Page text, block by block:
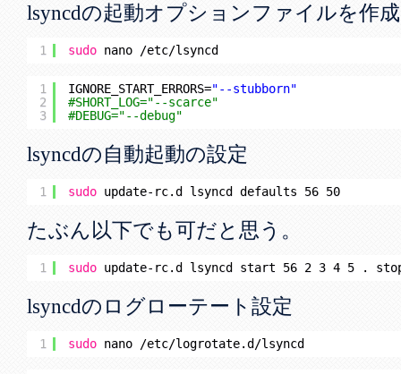
lsyncdの起動オプションファイルを作成
1 sudo nano /etc/lsyncd
1
2
3
IGNORE_START_ERRORS="--stubborn"
#SHORT_LOG="--scarce"
#DEBUG="--debug"
lsyncdの自動起動の設定
1 sudo update-rc.d lsyncd defaults 56 50
たぶん以下でも可だと思う。
1 sudo update-rc.d lsyncd start 56 2 3 4 5 .
lsyncdのログローテート設定
1 sudo nano /etc/logrotate.d /lsyncd